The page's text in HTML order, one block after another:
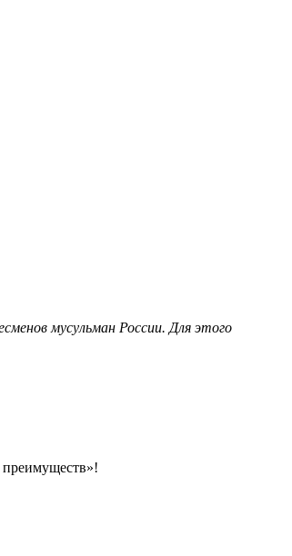
мусульман России. Для этого